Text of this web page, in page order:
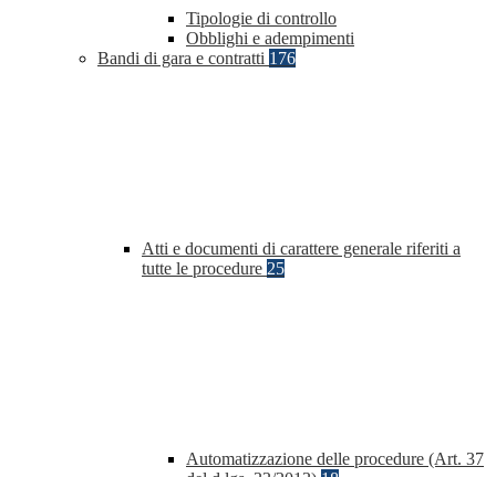
Tipologie di controllo
Obblighi e adempimenti
Bandi di gara e contratti 176
Atti e documenti di carattere generale riferiti a
tutte le procedure 25
Automatizzazione delle procedure (Art. 37